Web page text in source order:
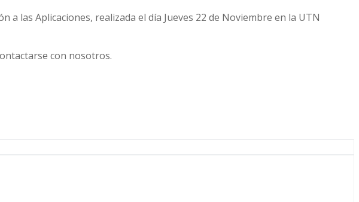
las Aplicaciones, realizada el día Jueves 22 de Noviembre en la UTN
con nosotros.